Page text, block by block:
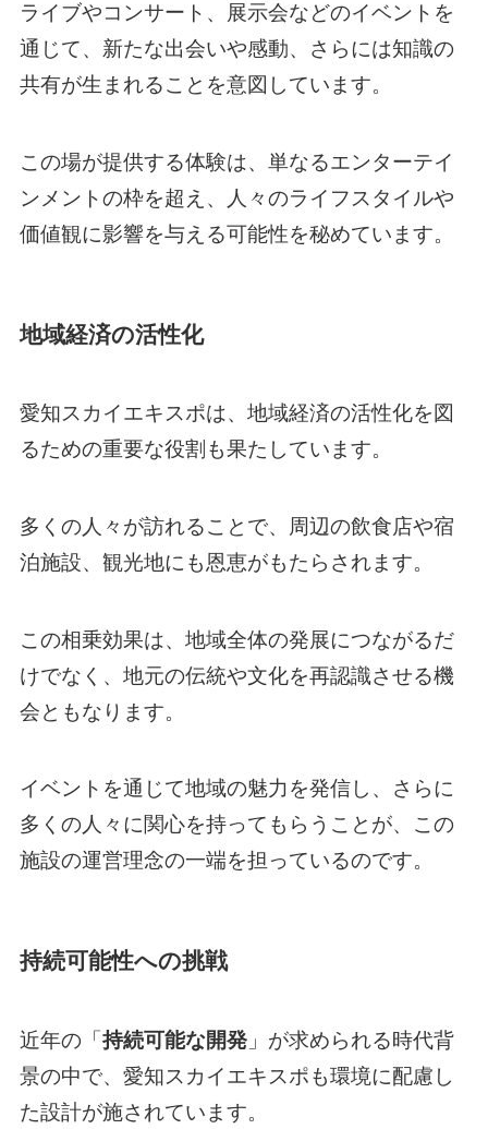
ライブやコンサート、展示会などのイベントを
通じて、新たな出会いや感動、さらには知識の
共有が生まれることを意図しています。
この場が提供する体験は、単なるエンターテイ
ンメントの枠を超え、人々のライフスタイルや
価値観に影響を与える可能性を秘めています。
地域経済の活性化
愛知スカイエキスポは、地域経済の活性化を図
るための重要な役割も果たしています。
多くの人々が訪れることで、周辺の飲食店や宿
泊施設、観光地にも恩恵がもたらされます。
この相乗効果は、地域全体の発展につながるだ
けでなく、地元の伝統や文化を再認識させる機
会ともなります。
イベントを通じて地域の魅力を発信し、さらに
多くの人々に関心を持ってもらうことが、この
施設の運営理念の一端を担っているのです。
持続可能性への挑戦
近年の「持続可能な開発」が求められる時代背
景の中で、愛知スカイエキスポも環境に配慮し
た設計が施されています。